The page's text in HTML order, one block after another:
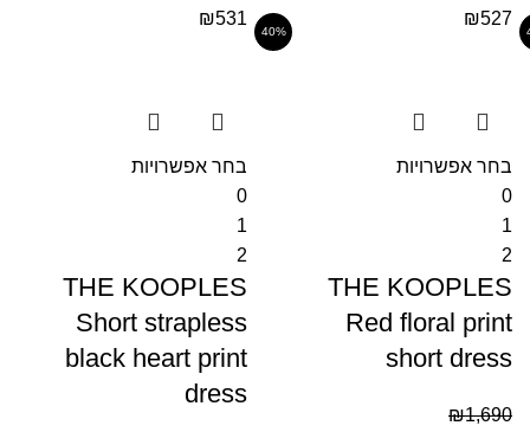
₪527
₪531
בחר אפשרויות
0
1
2
THE KOOPLES
Red floral print
short dress
₪1,690
40%
בחר אפשרויות
0
1
2
THE KOOPLES
Short strapless
black heart print
dress